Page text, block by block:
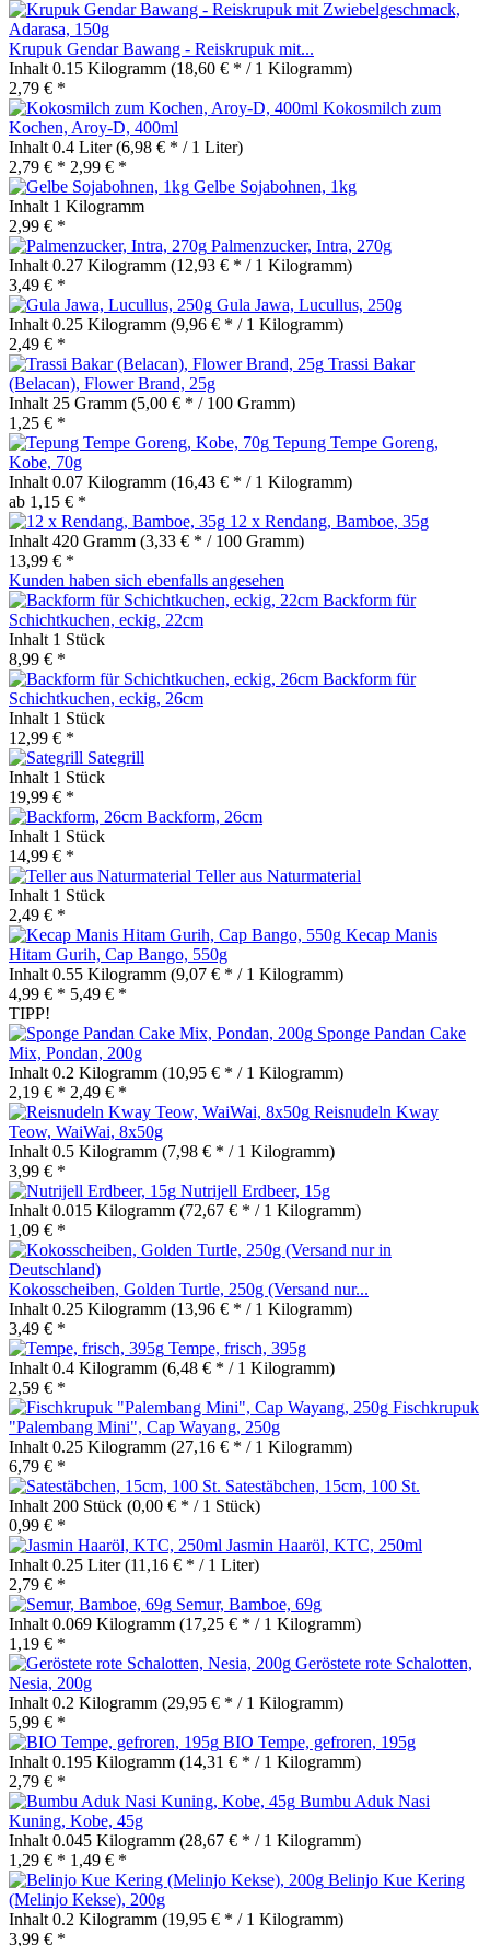
Krupuk Gendar Bawang - Reiskrupuk mit...
Inhalt 0.15 Kilogramm (18,60 € * / 1 Kilogramm)
2,79 € *
Kokosmilch zum
Kochen, Aroy-D, 400ml
Inhalt 0.4 Liter(6,98 € * / 1 Liter)
2,79 € * 2,99 € *
Gelbe Sojabohnen, 1kg
Inhalt 1 Kilogramm
2,99 € *
Palmenzucker, Intra, 270g
Inhalt 0.27 Kilogramm (12,93 € * / 1 Kilogramm)
3,49 € *
Gula Jawa, Lucullus, 250g
Inhalt 0.25 Kilogramm (9,96 € * / 1 Kilogramm)
2,49 € *
Trassi Bakar
(Belacan), Flower Brand, 25g
Inhalt 25 Gramm (5,00 € * / 100 Gramm)
1,25 € *
Tepung Tempe Goreng,
Kobe, 70g
Inhalt 0.07 Kilogramm (16,43 € * / 1 Kilogramm)
ab 1,15 € *
12 x Rendang, Bamboe, 35g
Inhalt 420 Gramm (3,33 € * / 100 Gramm)
13,99 € *
Kunden haben sich ebenfalls angesehen
Backform für
Schichtkuchen, eckig, 22cm
Inhalt 1 Stück
8,99 € *
Backform für
Schichtkuchen, eckig, 26cm
Inhalt 1 Stück
12,99 € *
Sategrill
Inhalt 1 Stück
19,99 € *
Backform, 26cm
Inhalt 1 Stück
14,99 € *
Teller aus Naturmaterial
Inhalt 1 Stück
2,49 € *
Kecap Manis
Hitam Gurih, Cap Bango, 550g
Inhalt 0.55 Kilogramm (9,07 € * / 1 Kilogramm)
4,99 € * 5,49 € *
TIPP!
Sponge Pandan Cake
Mix, Pondan, 200g
Inhalt 0.2 Kilogramm (10,95 € * / 1 Kilogramm)
2,19 € * 2,49 € *
Reisnudeln Kway
Teow, WaiWai, 8x50g
Inhalt 0.5 Kilogramm (7,98 € * / 1 Kilogramm)
3,99 € *
Nutrijell Erdbeer, 15g
Inhalt 0.015 Kilogramm (72,67 € * / 1 Kilogramm)
1,09 € *
Kokosscheiben, Golden Turtle, 250g (Versand nur...
Inhalt 0.25 Kilogramm (13,96 € * / 1 Kilogramm)
3,49 € *
Tempe, frisch, 395g
Inhalt 0.4 Kilogramm (6,48 € * / 1 Kilogramm)
2,59 € *
Fischkrupuk
"Palembang Mini", Cap Wayang, 250g
Inhalt 0.25 Kilogramm (27,16 € * / 1 Kilogramm)
6,79 € *
Satestäbchen, 15cm, 100 St.
Inhalt 200 Stück (0,00 € * / 1 Stück)
0,99 € *
Jasmin Haaröl, KTC, 250ml
Inhalt 0.25 Liter(11,16 € * / 1 Liter)
2,79 € *
Semur, Bamboe, 69g
Inhalt 0.069 Kilogramm (17,25 € * / 1 Kilogramm)
1,19 € *
Geröstete rote Schalotten,
Nesia, 200g
Inhalt 0.2 Kilogramm (29,95 € * / 1 Kilogramm)
5,99 € *
BIO Tempe, gefroren, 195g
Inhalt 0.195 Kilogramm (14,31 € * / 1 Kilogramm)
2,79 € *
Bumbu Aduk Nasi
Kuning, Kobe, 45g
Inhalt 0.045 Kilogramm (28,67 € * / 1 Kilogramm)
1,29 € * 1,49 € *
Belinjo Kue Kering
(Melinjo Kekse), 200g
Inhalt 0.2 Kilogramm (19,95 € * / 1 Kilogramm)
3,99 € *